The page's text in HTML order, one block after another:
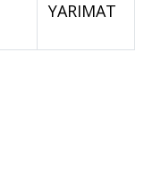
YARIMAT